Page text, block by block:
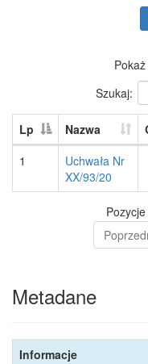
Pokaż
Szukaj:
Lp Nazwa
1
Uchwała Nr
XX/93/20
Metadane
Informacje